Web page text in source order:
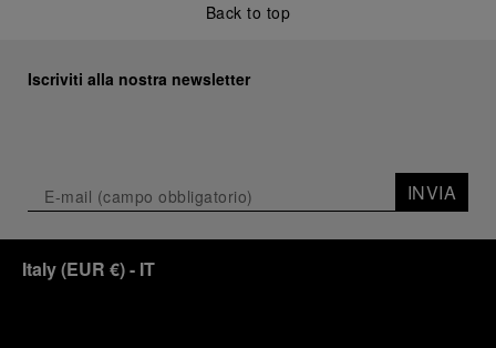
Back to top
Iscriviti alla nostra newsletter
INVIA
Italy(EUR €)- IT